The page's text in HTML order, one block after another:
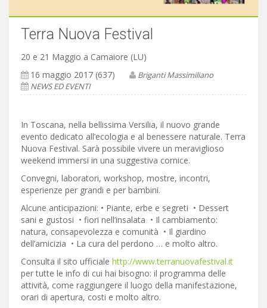
Terra Nuova Festival
20 e 21 Maggio a Camaiore (LU)
16 maggio 2017 (637)
Briganti Massimiliano
NEWS ED EVENTI
In Toscana, nella bellissima Versilia, il nuovo grande
evento dedicato all’ecologia e al benessere naturale. Terra
Nuova Festival. Sarà possibile vivere un meraviglioso
weekend immersi in una suggestiva cornice.
Convegni, laboratori, workshop, mostre, incontri,
esperienze per grandi e per bambini.
Alcune anticipazioni: • Piante, erbe e segreti • Dessert
sani e gustosi • fiori nell’insalata • Il cambiamento:
natura, consapevolezza e comunità • Il giardino
dell’amicizia • La cura del perdono … e molto altro.
Consulta il sito ufficiale http://www.terranuovafestival.it
per tutte le info di cui hai bisogno: il programma delle
attività, come raggiungere il luogo della manifestazione,
orari di apertura, costi e molto altro.